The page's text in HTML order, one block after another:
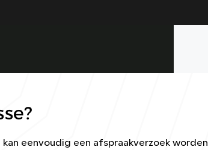
eenvoudig een afspraakverzoek worden